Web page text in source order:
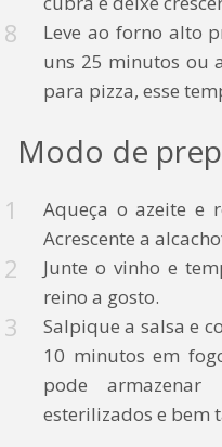
Leve ao forno alto
uns 25 minutos ou
para pizza, esse
Modo de
Aqueça o azeite e
Acrescente a
Junte o vinho e
reino a gosto.
Salpique a salsa e
10 minutos em
pode
esterilizados e bem